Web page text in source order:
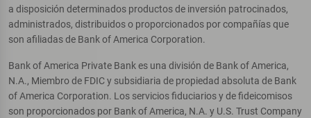
a disposición determinados productos de inversión patrocinados,
administrados, distribuidos o proporcionados por compañías que
son afiliadas de Bank of America Corporation.
Bank of America Private Bank es una división de Bank of America,
N.A., Miembro de FDIC y subsidiaria de propiedad absoluta de Bank
of America Corporation. Los servicios fiduciarios y de fideicomisos
son proporcionados por Bank of America, N.A. y U.S. Trust Company